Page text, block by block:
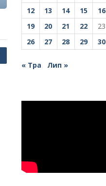
12
13 14 15 16
19
20 21 22 23
26
27 28 29 30
« Тра Лип »